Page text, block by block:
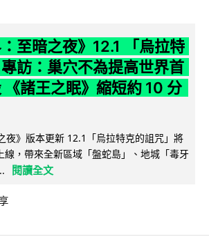
：至暗之夜》12.1 「烏拉特
訪：巢穴不為提高世界首
《諸王之眠》縮短約 10 分
夜》版本更新 12.1「烏拉特克的詛咒」將
線，帶來全新區域「盤蛇島」、地城「毒牙
閱讀全文